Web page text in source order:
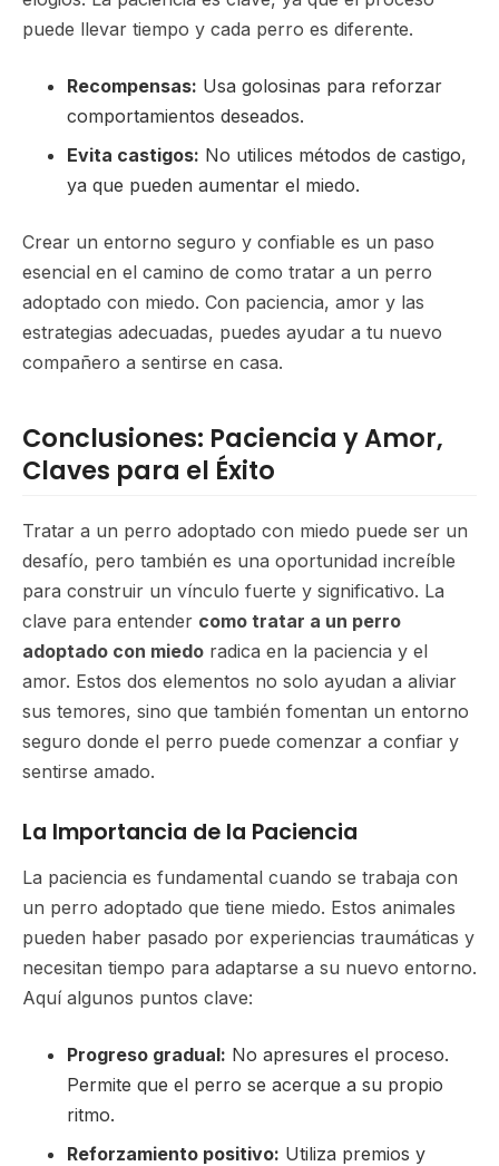
puede llevar tiempo y cada perro es diferente.
Recompensas: Usa golosinas para reforzar
comportamientos deseados.
Evita castigos: No utilices métodos de castigo,
ya que pueden aumentar el miedo.
Crear un entorno seguro y confiable es un paso
esencial en el camino de como tratar a un perro
adoptado con miedo. Con paciencia, amor y las
estrategias adecuadas, puedes ayudar a tu nuevo
compañero a sentirse en casa.
Conclusiones: Paciencia y Amor,
Claves para el Éxito
Tratar a un perro adoptado con miedo puede ser un
desafío, pero también es una oportunidad increíble
para construir un vínculo fuerte y significativo. La
clave para entender como tratar a un perro
adoptado con miedo radica en la paciencia y el
amor. Estos dos elementos no solo ayudan a aliviar
sus temores, sino que también fomentan un entorno
seguro donde el perro puede comenzar a confiar y
sentirse amado.
La Importancia de la Paciencia
La paciencia es fundamental cuando se trabaja con
un perro adoptado que tiene miedo. Estos animales
pueden haber pasado por experiencias traumáticas y
necesitan tiempo para adaptarse a su nuevo entorno.
Aquí algunos puntos clave:
Progreso gradual: No apresures el proceso.
Permite que el perro se acerque a su propio
ritmo.
Reforzamiento positivo: Utiliza premios y